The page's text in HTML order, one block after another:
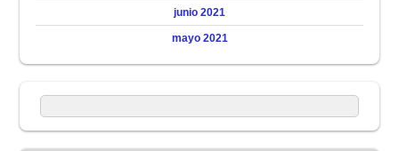
junio 2021
mayo 2021